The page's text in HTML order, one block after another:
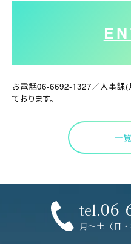
お電話06-6692-1327／人事課
ております。
一
tel.06-
月〜土（日